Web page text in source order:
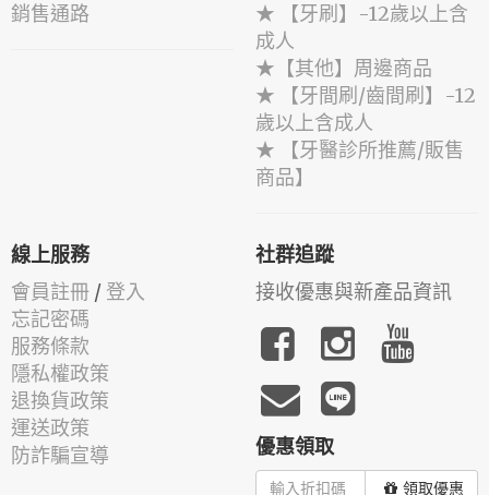
銷售通路
★ 【牙刷】-12歲以上含
成人
★【其他】周邊商品
★ 【牙間刷/齒間刷】-12
歲以上含成人
★ 【牙醫診所推薦/販售
商品】
線上服務
會員註冊 / 登入
忘記密碼
服務條款
隱私權政策
退換貨政策
運送政策
防詐騙宣導
社群追蹤
接收優惠與新產品資訊
優惠領取
領取優惠